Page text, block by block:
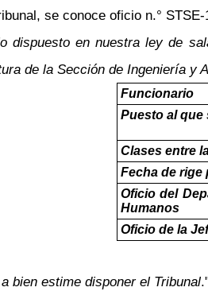
se conoce oficio n.°
dispuesto en nuestra ley de
de la Sección de Ingeniería y
Funcionario
Puesto al que
Clases entre
Fecha de rige
Oficio del
Humanos
Oficio de la
bien estime disponer el Tribunal